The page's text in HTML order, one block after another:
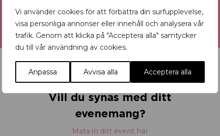
Vi använder cookies för att förbättra din surfupplevelse,
visa personliga annonser eller innehåll och analysera vår
trafik. Genom att klicka på "Acceptera alla" samtycker
du till vår användning av cookies.
Anpassa Avvisa alla Acceptera alla
Vill du synas med ditt
evenemang?
Mata in ditt event här